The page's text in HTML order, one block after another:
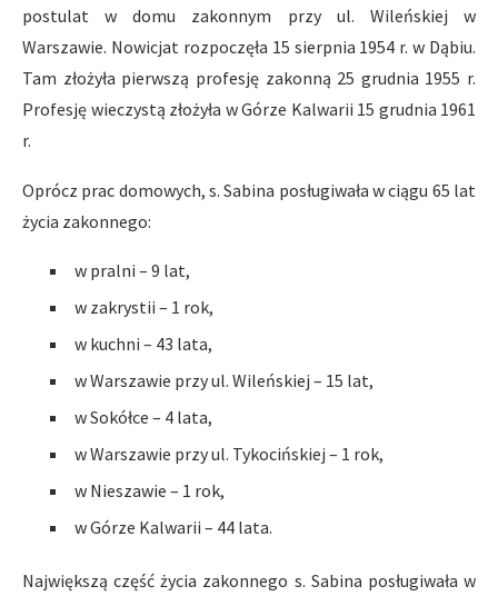
postulat w domu zakonnym przy ul. Wileńskiej w
Warszawie. Nowicjat rozpoczęła 15 sierpnia 1954 r. w Dąbiu.
Tam złożyła pierwszą profesję zakonną 25 grudnia 1955 r.
Profesję wieczystą złożyła w Górze Kalwarii 15 grudnia 1961
r.
Oprócz prac domowych, s. Sabina posługiwała w ciągu 65 lat
życia zakonnego:
w pralni – 9 lat,
w zakrystii – 1 rok,
w kuchni – 43 lata,
w Warszawie przy ul. Wileńskiej – 15 lat,
w Sokółce – 4 lata,
w Warszawie przy ul. Tykocińskiej – 1 rok,
w Nieszawie – 1 rok,
w Górze Kalwarii – 44 lata.
Największą część życia zakonnego s. Sabina posługiwała w